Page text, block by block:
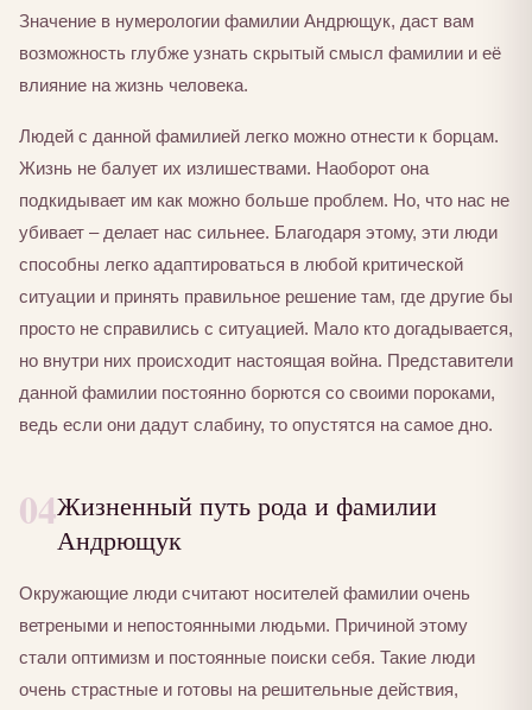
Значение в нумерологии фамилии Андрющук, даст вам
возможность глубже узнать скрытый смысл фамилии и её
влияние на жизнь человека.
Людей с данной фамилией легко можно отнести к борцам.
Жизнь не балует их излишествами. Наоборот она
подкидывает им как можно больше проблем. Но, что нас не
убивает – делает нас сильнее. Благодаря этому, эти люди
способны легко адаптироваться в любой критической
ситуации и принять правильное решение там, где другие бы
просто не справились с ситуацией. Мало кто догадывается,
но внутри них происходит настоящая война. Представители
данной фамилии постоянно борются со своими пороками,
ведь если они дадут слабину, то опустятся на самое дно.
04Жизненный путь рода и фамилии
Андрющук
Окружающие люди считают носителей фамилии очень
ветреными и непостоянными людьми. Причиной этому
стали оптимизм и постоянные поиски себя. Такие люди
очень страстные и готовы на решительные действия,